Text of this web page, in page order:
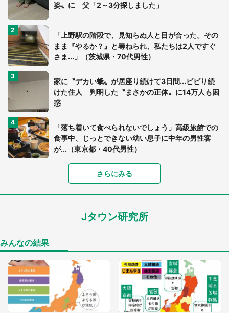
姿〟に 父「2～3分探しました」
「上野駅の階段で、見知らぬ人と目が合った。その
まま『やるか？』と尋ねられ、私たちは2人ですぐ
さま...」（茨城県・70代男性）
家に〝デカい蛾〟が居座り続けて3日間...ビビり続
けた住人 判明した〝まさかの正体〟に14万人も困
惑
「落ち着いて食べられないでしょう」高級旅館での
食事中、じっとできない幼い息子に中年の男性客
が...（東京都・40代男性）
「富豪すぎ」1歳息子の〝店頭駄々こね〟の内容に1.
7万人驚がく 「お菓子売り場ならまだしも...」「ハ
ードル高い」
「閉所恐怖症の私は新幹線で大パニック。隣席の青
「ゾワゾワする」「本当に気持ち悪い」 道端でバ
グっちゃってた〝野生の野菜〟に6.5万人戦慄
さらにみる
Jタウン研究所
みんなの結果